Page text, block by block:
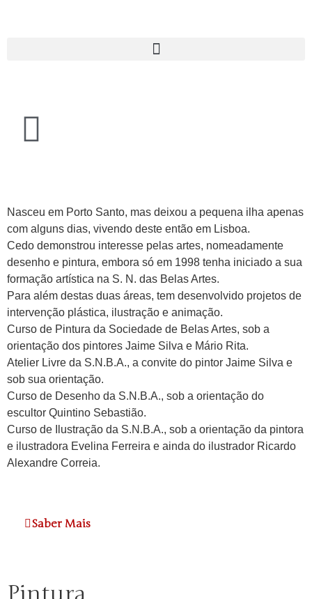
Nasceu em Porto Santo, mas deixou a pequena ilha apenas
com alguns dias, vivendo deste então em Lisboa.
Cedo demonstrou interesse pelas artes, nomeadamente
desenho e pintura, embora só em 1998 tenha iniciado a sua
formação artística na S. N. das Belas Artes.
Para além destas duas áreas, tem desenvolvido projetos de
intervenção plástica, ilustração e animação.
Curso de Pintura da Sociedade de Belas Artes, sob a
orientação dos pintores Jaime Silva e Mário Rita.
Atelier Livre da S.N.B.A., a convite do pintor Jaime Silva e
sob sua orientação.
Curso de Desenho da S.N.B.A., sob a orientação do
escultor Quintino Sebastião.
Curso de Ilustração da S.N.B.A., sob a orientação da pintora
e ilustradora Evelina Ferreira e ainda do ilustrador Ricardo
Alexandre Correia.
Saber Mais